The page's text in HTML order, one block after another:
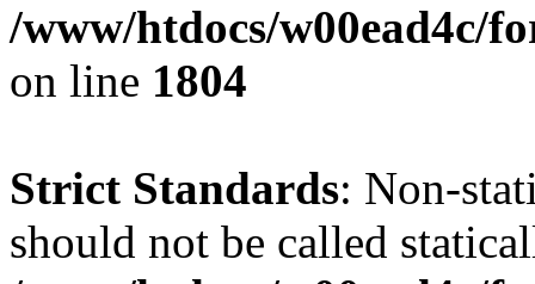
/www/htdocs/w00ead4c/
on line 1804
Strict Standards: Non-
should not be called